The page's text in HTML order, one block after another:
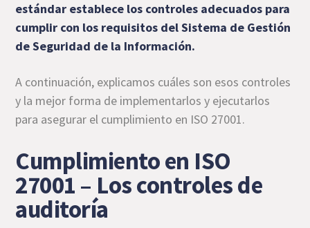
estándar establece los controles adecuados para
cumplir con los requisitos del Sistema de Gestión
de Seguridad de la Información.
A continuación, explicamos cuáles son esos controles
y la mejor forma de implementarlos y ejecutarlos
para asegurar el cumplimiento en ISO 27001.
Cumplimiento en ISO
27001 – Los controles de
auditoría